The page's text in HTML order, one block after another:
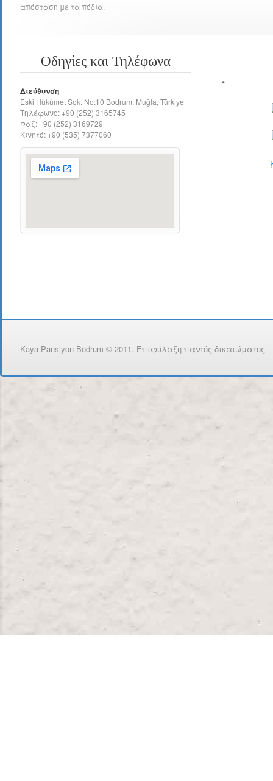
απόσταση με τα πόδια.
Οδηγίες και Τηλέφωνα
Διεύθυνση
Eski Hükümet Sok. No:10 Bodrum, Muğla, Türkiye
Τηλέφωνο: +90 (252) 3165745
Φαξ: +90 (252) 3169729
Κινητό: +90 (535) 7377060
Kaya Pansiyon Bodrum © 2011. Επιφύλαξη παντός δικαιώματος